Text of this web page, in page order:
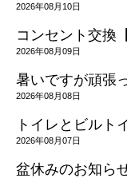
2026年08月10日
コンセント交換
2026年08月09日
暑いですが頑張
2026年08月08日
トイレとビルト
2026年08月07日
盆休みのお知ら